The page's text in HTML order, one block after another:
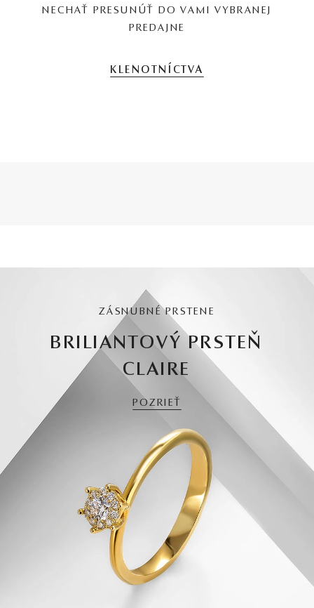
NECHAŤ PRESUNÚŤ DO VAMI VYBRANEJ
PREDAJNE
KLENOTNÍCTVA
ZÁSNUBNÉ PRSTENE
BRILIANTOVÝ PRSTEŇ
CLAIRE
POZRIEŤ